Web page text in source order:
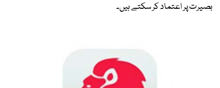
بصیرت پر اعتماد کر سکتے ہیں۔